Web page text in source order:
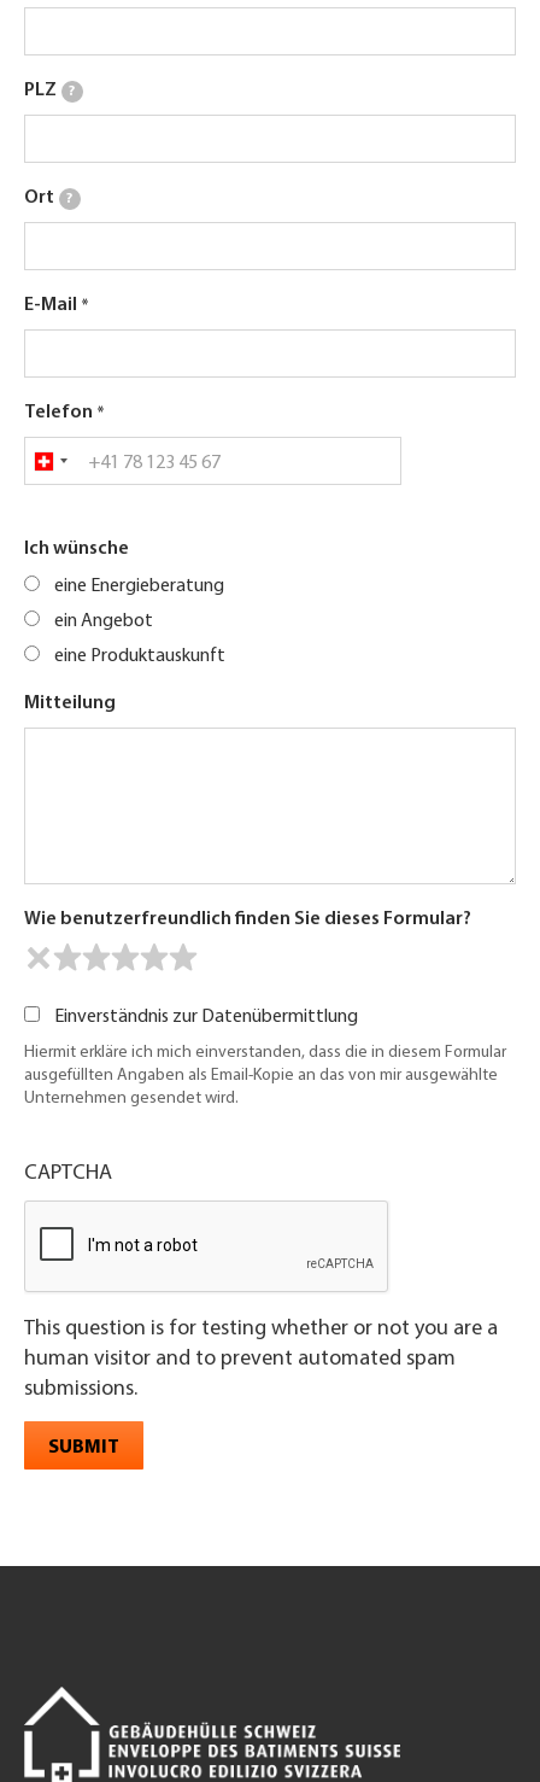
PLZ ?
Ort ?
E-Mail
Telefon
Ich wünsche
eine Energieberatung
ein Angebot
eine Produktauskunft
Mitteilung
Wie benutzerfreundlich finden Sie dieses Formular?
Einverständnis zur Datenübermittlung
Hiermit erkläre ich mich einverstanden, dass die in diesem Formular
ausgefüllten Angaben als Email-Kopie an das von mir ausgewählte
Unternehmen gesendet wird.
CAPTCHA
This question is for testing whether or not you are a
human visitor and to prevent automated spam
submissions.
SUBMIT